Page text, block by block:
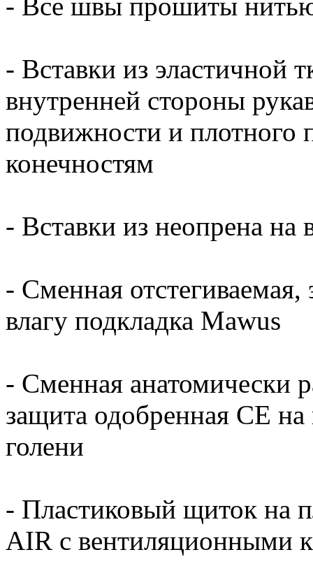
- Вставки из эластичной
внутренней стороны
подвижности и плотного
конечностям
- Вставки из неопрена на
- Сменная
влагу подкладка Mawus
- Сменная анатомически
защита одобренная СЕ на
голени
- Пластиковый щиток на
AIR с вентиляционными